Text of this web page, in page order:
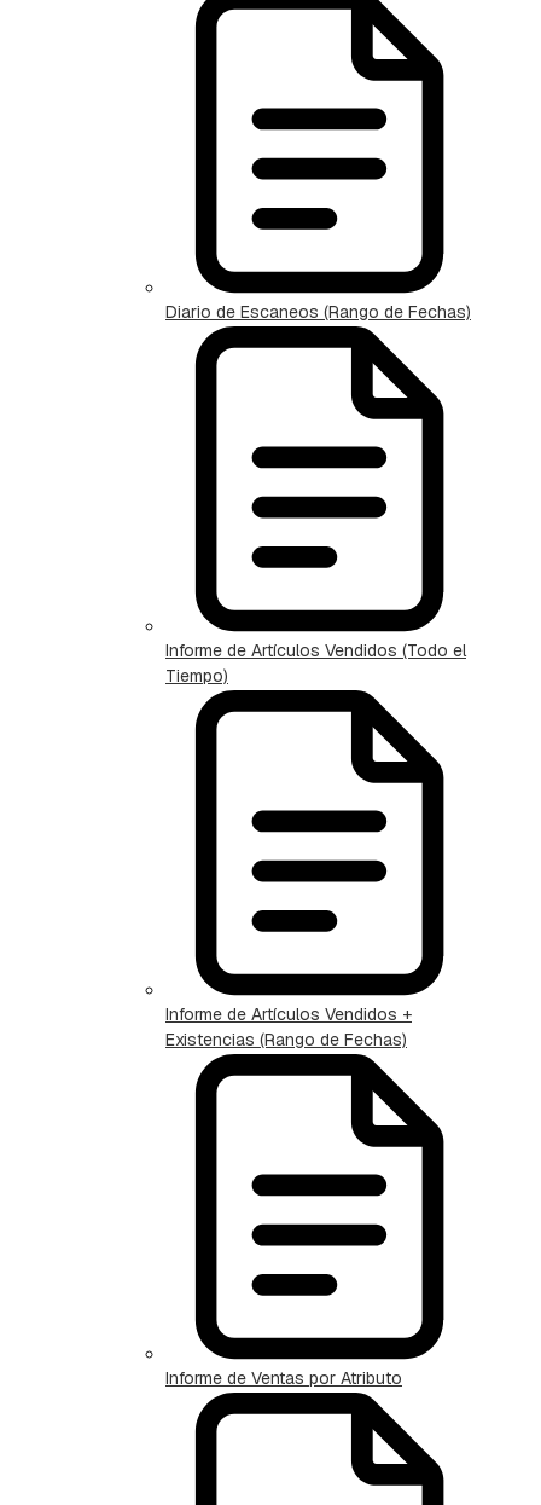
Diario de Escaneos (Rango de Fechas)
Informe de Artículos Vendidos (Todo el
Tiempo)
Informe de Artículos Vendidos +
Existencias (Rango de Fechas)
Informe de Ventas por Atributo